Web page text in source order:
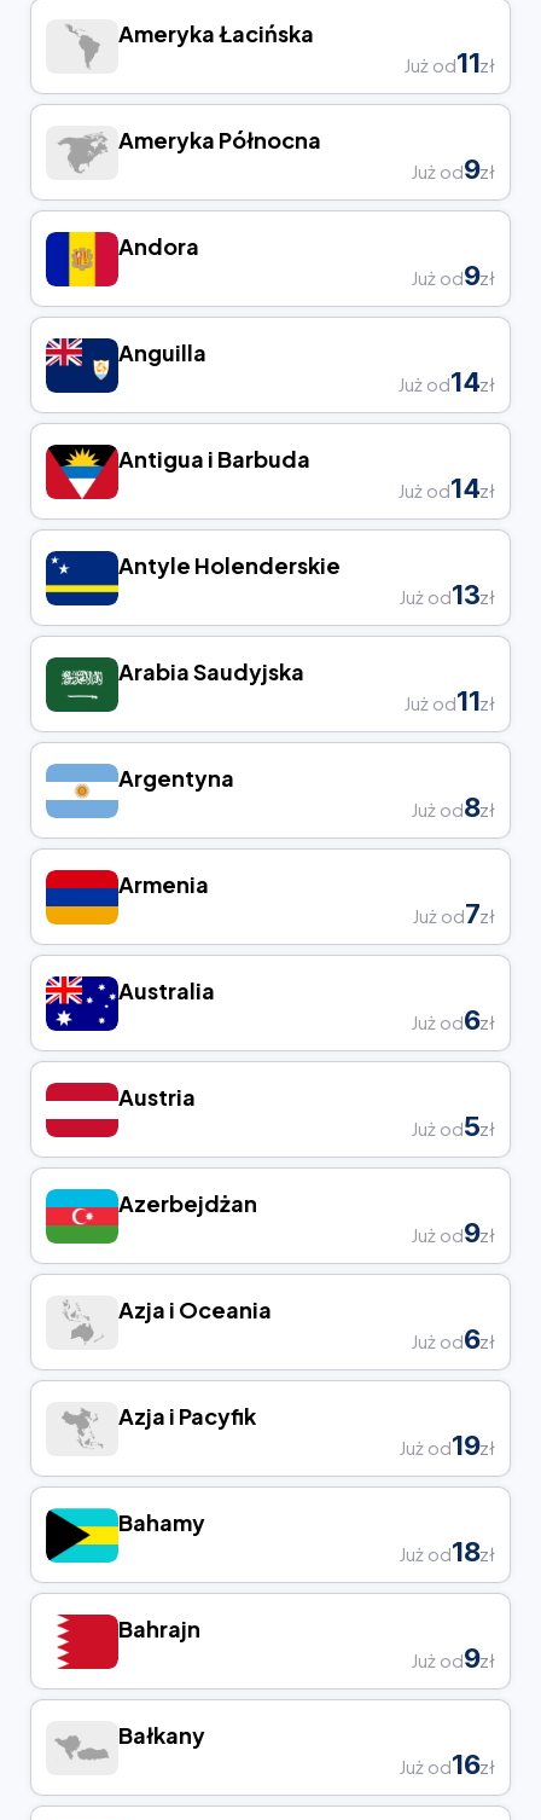
Ameryka Łacińska
Już od11zł
Ameryka Północna
Już od9zł
Andora
Już od9zł
Anguilla
Już od14zł
Antigua i Barbuda
Już od14zł
Antyle Holenderskie
Już od13zł
Arabia Saudyjska
Już od11zł
Argentyna
Już od8zł
Armenia
Już od7zł
Australia
Już od6zł
Austria
Już od5zł
Azerbejdżan
Już od9zł
Azja i Oceania
Już od6zł
Azja i Pacyfik
Już od19zł
Bahamy
Już od18zł
Bahrajn
Już od9zł
Bałkany
Już od16zł